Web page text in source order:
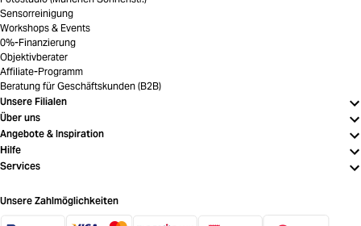
Sensorreinigung
Workshops & Events
0%-Finanzierung
Objektivberater
Affiliate-Programm
Beratung für Geschäftskunden (B2B)
Unsere Filialen
Über uns
Angebote & Inspiration
Hilfe
Services
Unsere Zahlmöglichkeiten